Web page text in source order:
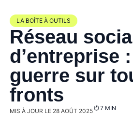
LA BOÎTE À OUTILS
Réseau
d’entreprise
guerre sur
fronts
MIS À JOUR LE 28 AOÛT 2025 7 MIN